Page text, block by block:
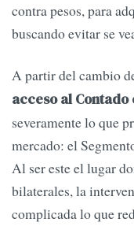
contra pesos, para
buscando evitar se
A partir del cambio
acceso al
severamente lo que
mercado: el
Al ser este el lugar
bilaterales, la
complicada lo que